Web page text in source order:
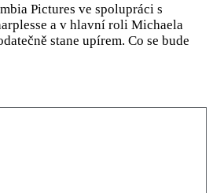
Pictures ve spolupráci s
a v hlavní roli Michaela
stane upírem. Co se bude